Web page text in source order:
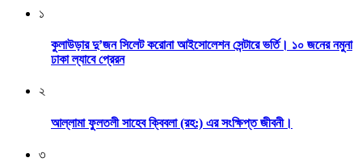
১
কুলাউড়ার দু’জন সিলেট করোনা আইসোলেশন সেন্টারে ভর্তি। ১০ জনের নমুনা
ঢাকা ল্যাবে প্রেরন
২
আল্লামা ফুলতলী সাহেব ক্বিবলা (রহ:) এর সংক্ষিপ্ত জীবনী।
৩